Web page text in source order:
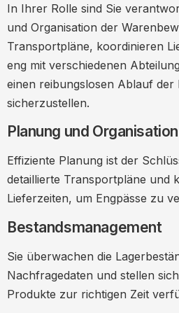
In Ihrer Rolle sind Sie
und Organisation der
Transportpläne, koordinieren
eng mit verschiedenen
einen reibungslosen Ablauf der
sicherzustellen.
Planung und Organisation
Effiziente Planung ist der
detaillierte Transportpläne und
Lieferzeiten, um Engpässe zu
Bestandsmanagement
Sie überwachen die
Nachfragedaten und stellen
Produkte zur richtigen Zeit